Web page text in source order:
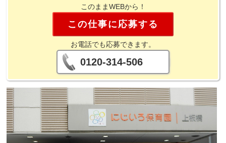
このままWEBから！
この仕事に応募する
お電話でも応募できます。
0120-314-506